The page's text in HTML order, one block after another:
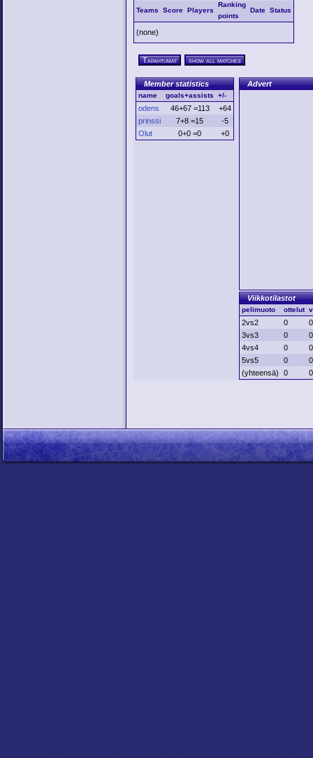
Teams Score Players
Ranking
points
Date Status
(none)
Tapahtumat show all matches
Member statistics
name goals+assists +/-
odens 46+67 =113
+64
prinssi
7+8 =15
-5
Olut
0+0 =0 +0
Advert
Viikkotilastot
pelimuoto ottelut
2vs2 0
0
3vs3
0
0
4vs4
0
0
5vs5
0
0
(yhteensä)
0 0